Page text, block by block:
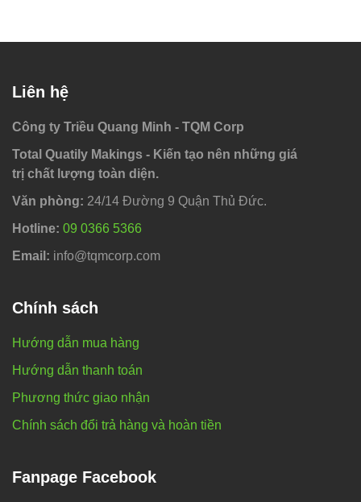
Liên hệ
Công ty Triều Quang Minh - TQM Corp
Total Quatily Makings - Kiến tạo nên những giá
trị chất lượng toàn diện.
Văn phòng: 24/14 Đường 9 Quận Thủ Đức.
Hotline: 09 0366 5366
Email: info@tqmcorp.com
Chính sách
Hướng dẫn mua hàng
Hướng dẫn thanh toán
Phương thức giao nhận
Chính sách đổi trả hàng và hoàn tiền
Fanpage Facebook